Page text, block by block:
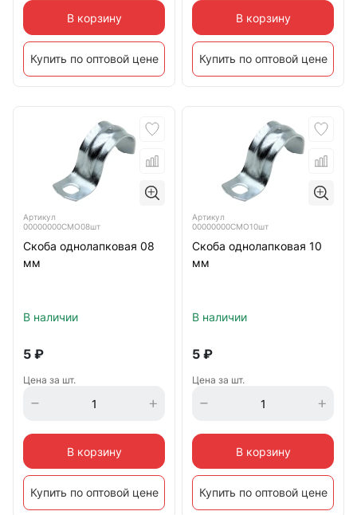
В корзину
Купить по оптовой цене
В корзину
Купить по оптовой цене
Артикул
00000000СМО08шт
Скоба однолапковая 08
мм
В наличии
5 ₽
Цена за шт.
В корзину
Купить по оптовой цене
Артикул
00000000СМО10шт
Скоба однолапковая 10
мм
В наличии
5 ₽
Цена за шт.
В корзину
Купить по оптовой цене